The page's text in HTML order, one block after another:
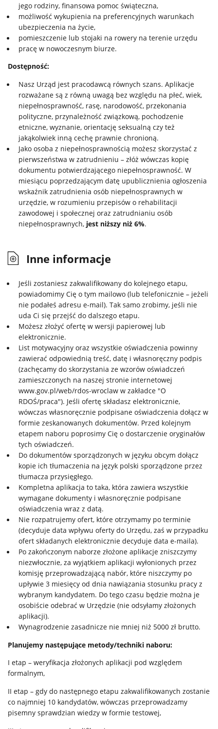
jego rodziny, finansowa pomoc świąteczna,
możliwość wykupienia na preferencyjnych warunkach
ubezpieczenia na życie,
pomieszczenie lub stojaki na rowery na terenie urzędu
pracę w nowoczesnym biurze.
Dostępność:
Nasz Urząd jest pracodawcą równych szans. Aplikacje
rozważane są z równą uwagą bez względu na płeć, wiek,
niepełnosprawność, rasę, narodowość, przekonania
polityczne, przynależność związkową, pochodzenie
etniczne, wyznanie, orientację seksualną czy też
jakąkolwiek inną cechę prawnie chronioną.
Jako osoba z niepełnosprawnością możesz skorzystać z
pierwszeństwa w zatrudnieniu – złóż wówczas kopię
dokumentu potwierdzającego niepełnosprawność. W
miesiącu poprzedzającym datę upublicznienia ogłoszenia
wskaźnik zatrudnienia osób niepełnosprawnych w
urzędzie, w rozumieniu przepisów o rehabilitacji
zawodowej i społecznej oraz zatrudnianiu osób
niepełnosprawnych, jest niższy niż 6%.
Inne informacje
Jeśli zostaniesz zakwalifikowany do kolejnego etapu,
powiadomimy Cię o tym mailowo (lub telefonicznie – jeżeli
nie podałeś adresu e-mail). Tak samo zrobimy, jeśli nie
uda Ci się przejść do dalszego etapu.
Możesz złożyć ofertę w wersji papierowej lub
elektronicznie.
List motywacyjny oraz wszystkie oświadczenia powinny
zawierać odpowiednią treść, datę i własnoręczny podpis
(zachęcamy do skorzystania ze wzorów oświadczeń
zamieszczonych na naszej stronie internetowej
www.gov.pl/web/rdos-wroclaw w zakładce "O
RDOŚ/praca"). Jeśli ofertę składasz elektronicznie,
wówczas własnoręcznie podpisane oświadczenia dołącz w
formie zeskanowanych dokumentów. Przed kolejnym
etapem naboru poprosimy Cię o dostarczenie oryginałów
tych oświadczeń.
Do dokumentów sporządzonych w języku obcym dołącz
kopie ich tłumaczenia na język polski sporządzone przez
tłumacza przysięgłego.
Kompletna aplikacja to taka, która zawiera wszystkie
wymagane dokumenty i własnoręcznie podpisane
oświadczenia wraz z datą.
Nie rozpatrujemy ofert, które otrzymamy po terminie
(decyduje data wpływu oferty do Urzędu, zaś w przypadku
ofert składanych elektronicznie decyduje data e-maila).
Po zakończonym naborze złożone aplikacje zniszczymy
niezwłocznie, za wyjątkiem aplikacji wyłonionych przez
komisję przeprowadzającą nabór, które niszczymy po
upływie 3 miesięcy od dnia nawiązania stosunku pracy z
wybranym kandydatem. Do tego czasu będzie można je
osobiście odebrać w Urzędzie (nie odsyłamy złożonych
aplikacji).
Wynagrodzenie zasadnicze nie mniej niż 5000 zł brutto.
Planujemy następujące metody/techniki naboru:
I etap – weryfikacja złożonych aplikacji pod względem
formalnym,
II etap – gdy do następnego etapu zakwalifikowanych zostanie
co najmniej 10 kandydatów, wówczas przeprowadzamy
pisemny sprawdzian wiedzy w formie testowej,